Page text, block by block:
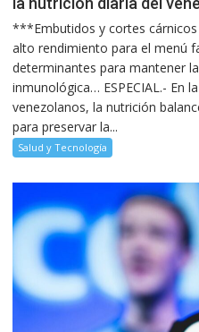
***Embutidos y cortes
alto rendimiento para el menú
determinantes para mantener
inmunológica… ESPECIAL.- En
venezolanos, la nutrición
para preservar la...
Salud y Tecnología